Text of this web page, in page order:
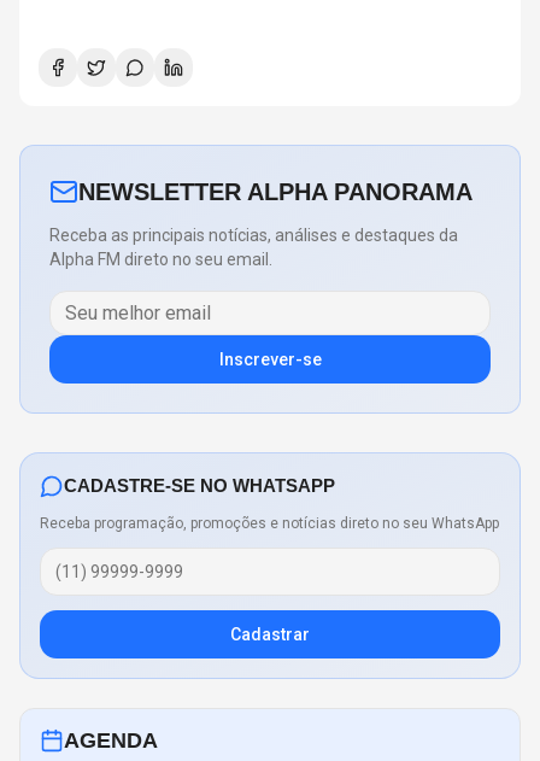
NEWSLETTER ALPHA PANORAMA
Receba as principais notícias, análises e destaques da
Alpha FM direto no seu email.
Inscrever-se
CADASTRE-SE NO WHATSAPP
Receba programação, promoções e notícias direto no seu WhatsApp
Cadastrar
AGENDA